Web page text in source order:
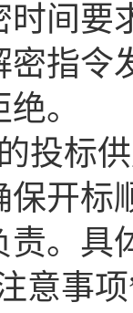
时间要
密指令
。
投标
保开标
责。具
意事